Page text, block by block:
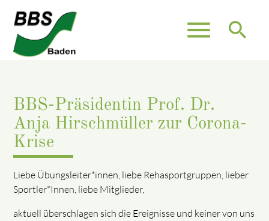
menu search
BBS-Präsidentin Prof. Dr.
Anja Hirschmüller zur Corona-
Krise
Liebe Übungsleiter*innen, liebe Rehasportgruppen, lieber
Sportler*Innen, liebe Mitglieder,
aktuell überschlagen sich die Ereignisse und keiner von uns